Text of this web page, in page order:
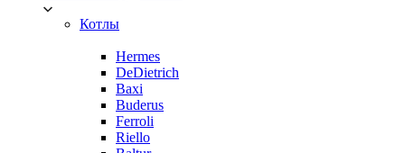
Котлы
Hermes
DeDietrich
Baxi
Buderus
Ferroli
Riello